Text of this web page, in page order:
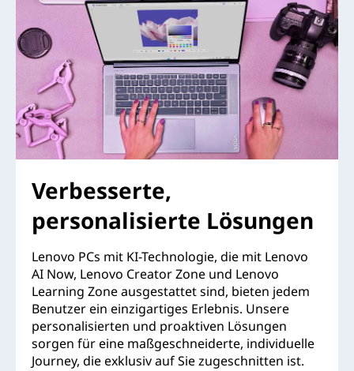
Verbesserte,
personalisierte Lösungen
Lenovo PCs mit KI-Technologie, die mit Lenovo
AI Now, Lenovo Creator Zone und Lenovo
Learning Zone ausgestattet sind, bieten jedem
Benutzer ein einzigartiges Erlebnis. Unsere
personalisierten und proaktiven Lösungen
sorgen für eine maßgeschneiderte, individuelle
Journey, die exklusiv auf Sie zugeschnitten ist.